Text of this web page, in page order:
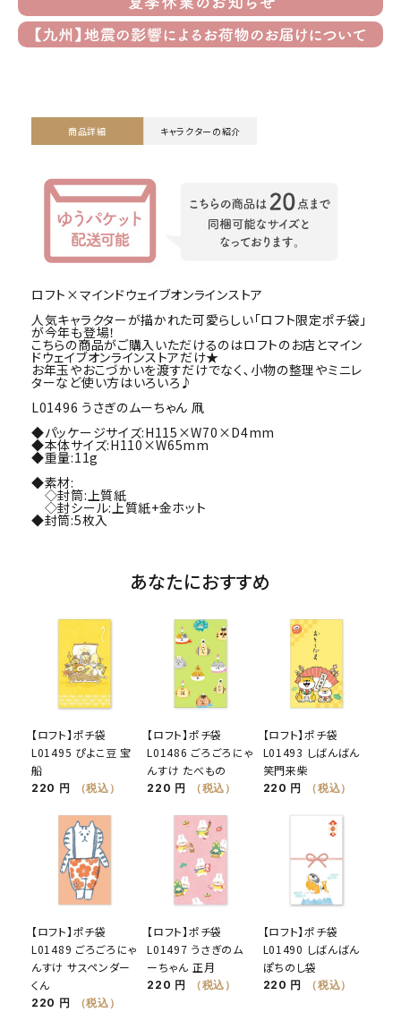
meeting_room ログイン person 会員登録
デコ部 公式 公式
商品詳細 キャラクターの紹介
ロフト×マインドウェイブオンラインストア
人気キャラクターが描かれた可愛らしい「ロフト限定ポチ袋」
が今年も登場！
こちらの商品がご購入いただけるのはロフトのお店とマイン
ドウェイブオンラインストアだけ★
お年玉やおこづかいを渡すだけでなく､小物の整理やミニレ
ターなど使い方はいろいろ♪
L01496 うさぎのムーちゃん 凧
◆パッケージサイズ:H115×W70×D4mm
◆本体サイズ:H110×W65mm
◆重量:11g
◆素材:
◇封筒:上質紙
◇封シール:上質紙+金ホット
◆封筒:5枚入
あなたにおすすめ
【ロフト】ポチ袋
L01495 ぴよこ豆 宝
船
220 円 （税込）
【ロフト】ポチ袋
L01486 ごろごろにゃ
んすけ たべもの
220 円 （税込）
【ロフト】ポチ袋
L01493 しばんばん
笑門来柴
220 円 （税込）
【ロフト】ポチ袋
L01489 ごろごろにゃ
んすけ サスペンダー
くん
220 円 （税込）
【ロフト】ポチ袋
L01497 うさぎのム
ーちゃん 正月
220 円 （税込）
【ロフト】ポチ袋
L01490 しばんばん
ぽちのし袋
220 円 （税込）